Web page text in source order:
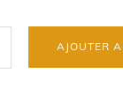
AJOUTER